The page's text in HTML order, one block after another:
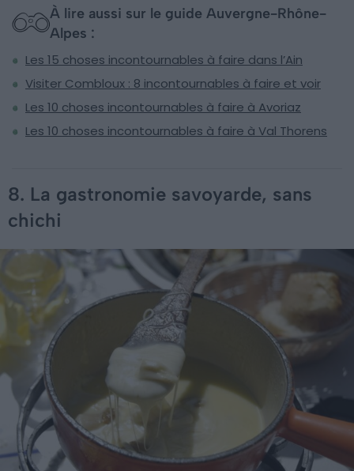
À lire aussi sur le guide Auvergne-Rhône-
Alpes :
Les 15 choses incontournables à faire dans l’Ain
Visiter Combloux : 8 incontournables à faire et voir
Les 10 choses incontournables à faire à Avoriaz
Les 10 choses incontournables à faire à Val Thorens
8. La gastronomie savoyarde, sans
chichi